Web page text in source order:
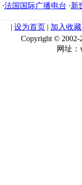
·法国国际广播电台 ·新
| 设为首页 | 加入收藏
Copyright ©
网址：